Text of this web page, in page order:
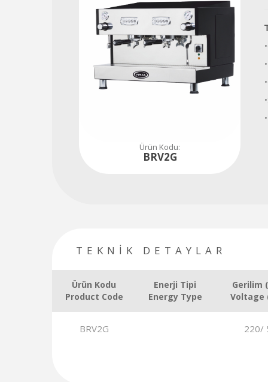
480
Ürün Kodu:
BRV2G
TEKNİK DETAYLAR
Ürün Kodu
Product Code
Enerji Tipi
Energy Type
Gerilim
Voltage
BRV2G 220/